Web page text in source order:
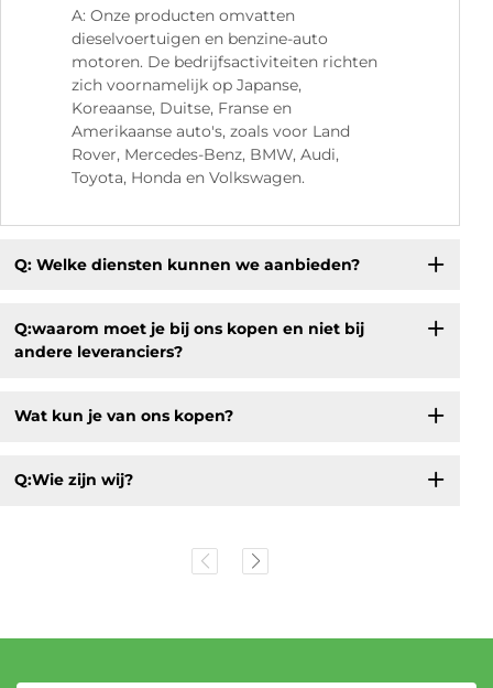
A: Onze producten omvatten
dieselvoertuigen en benzine-auto
motoren. De bedrijfsactiviteiten richten
zich voornamelijk op Japanse,
Koreaanse, Duitse, Franse en
Amerikaanse auto's, zoals voor Land
Rover, Mercedes-Benz, BMW, Audi,
Toyota, Honda en Volkswagen.
Q: Welke diensten kunnen we aanbieden?
Q:waarom moet je bij ons kopen en niet bij
andere leveranciers?
Wat kun je van ons kopen?
Q:Wie zijn wij?